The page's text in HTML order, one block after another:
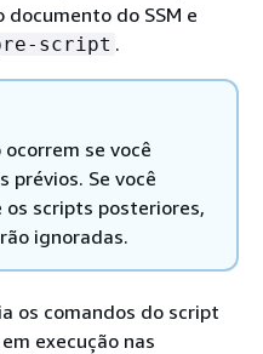
do SSM e
script .
se você
prévios. Se você
scripts posteriores,
ignoradas.
os comandos do script
execução nas